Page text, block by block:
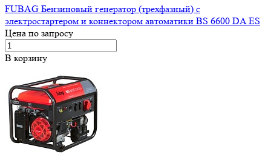
FUBAG Бензиновый генератор (трехфазный) с
электростартером и коннектором автоматики BS 6600 DA ES
Цена по запросу
В корзину